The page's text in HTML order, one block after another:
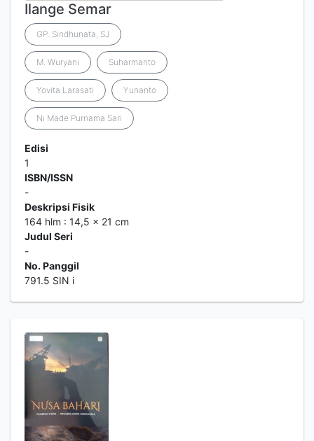
Ilange Semar
GP. Sindhunata, SJ
M. Wuryani Suharmanto
Yovita Larasati Yunanto
Ni Made Purnama Sari
Edisi
1
ISBN/ISSN
-
Deskripsi Fisik
164 hlm : 14,5 x 21 cm
Judul Seri
-
No. Panggil
791.5 SIN i